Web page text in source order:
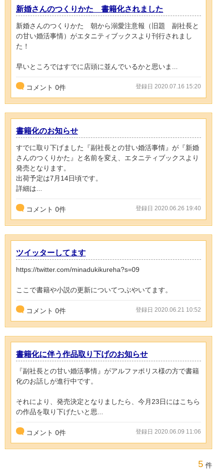
新婚さんのつくりかた 書籍化されました
新婚さんのつくりかた 朝から溺愛注意報（旧題 副社長と
の甘い婚活事情）がエタニティブックスより刊行されまし
た！
早いところではすでに店頭に並んでいるかと思いま...
コメント 0件 登録日 2020.07.16 15:20
書籍化のお知らせ
すでに取り下げました『副社長との甘い婚活事情』が『新婚
さんのつくりかた』と名前を変え、エタニティブックスより
発売となります。
出荷予定は7月14日頃です。
詳細は...
コメント 0件 登録日 2020.06.26 19:40
ツイッターしてます
https://twitter.com/minadukikureha?s=09
ここで書籍や小説の更新についてつぶやいてます。
コメント 0件 登録日 2020.06.21 10:52
書籍化に伴う作品取り下げのお知らせ
『副社長との甘い婚活事情』がアルファポリス様の方で書籍
化のお話しが進行中です。
それにより、発売決定となりましたら、今月23日にはこちら
の作品を取り下げたいと思...
コメント 0件 登録日 2020.06.09 11:06
5 件